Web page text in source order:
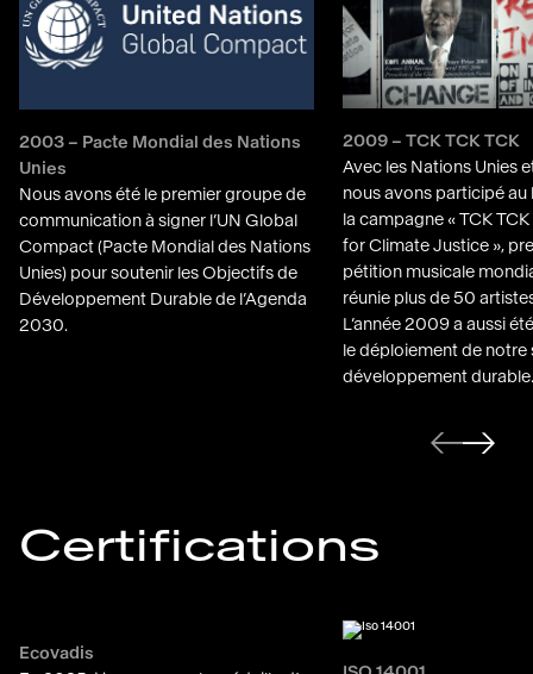
2003 – Pacte Mondial des Nations
Unies
Nous avons été le premier groupe de
communication à signer l’UN Global
Compact (Pacte Mondial des Nations
Unies) pour soutenir les Objectifs de
Développement Durable de l’Agenda
2030.
2009 – TCK TCK TCK
Avec les Nations Unies
nous avons participé au
la campagne « TCK TCK
for Climate Justice »,
pétition musicale
réunie plus de 50
L’année 2009 a aussi
le déploiement de notre
développement durable.
Diapositive suivante
Certifications
Ecovadis